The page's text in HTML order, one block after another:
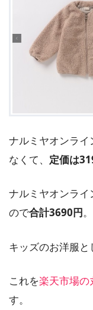
ナルミヤオンラ
なくて、 定価は
ナルミヤオンラ
ので合計3690円。
キッズのお洋服と
これを楽天市場の
す。